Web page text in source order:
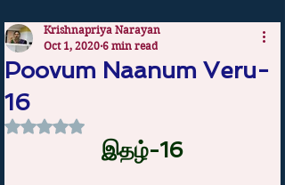
Poovum Naanum Veru-
16
Krishnapriya Narayan
Oct 1, 2020 6 min read
Rated NaN out of 5 stars.
இதழ்-16